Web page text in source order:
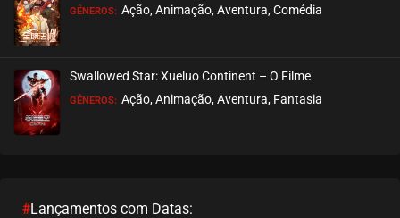
GÊNEROS: Ação, Animação, Aventura, Comédia
Swallowed Star: Xueluo Continent – O Filme
GÊNEROS: Ação, Animação, Aventura, Fantasia
#Lançamentos com Datas: